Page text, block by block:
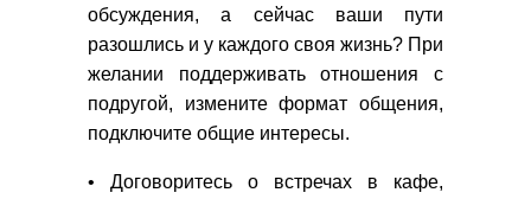
обсуждения, а сейчас ваши пути
разошлись и у каждого своя жизнь? При
желании поддерживать отношения с
подругой, измените формат общения,
подключите общие интересы.
• Договоритесь о встречах в кафе,